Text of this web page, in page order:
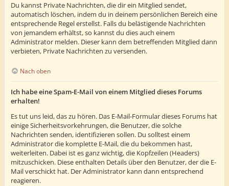
Du kannst Private Nachrichten, die dir ein Mitglied sendet,
automatisch löschen, indem du in deinem persönlichen Bereich eine
entsprechende Regel erstellst. Falls du belästigende Nachrichten
von jemandem erhältst, so kannst du dies auch einem
Administrator melden. Dieser kann dem betreffenden Mitglied dann
verbieten, Private Nachrichten zu versenden.
Nach oben
Ich habe eine Spam-E-Mail von einem Mitglied dieses Forums
erhalten!
Es tut uns leid, das zu hören. Das E-Mail-Formular dieses Forums hat
einige Sicherheitsvorkehrungen, die Benutzer, die solche
Nachrichten senden, identifizieren sollen. Du solltest einem
Administrator die komplette E-Mail, die du bekommen hast,
weiterleiten. Dabei ist es ganz wichtig, die Kopfzeilen (Headers)
mitzuschicken. Diese enthalten Details über den Benutzer, der die E-
Mail verschickt hat. Der Administrator kann dann entsprechend
reagieren.